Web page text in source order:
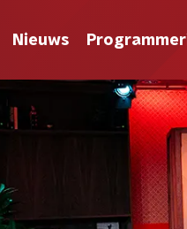
Nieuws